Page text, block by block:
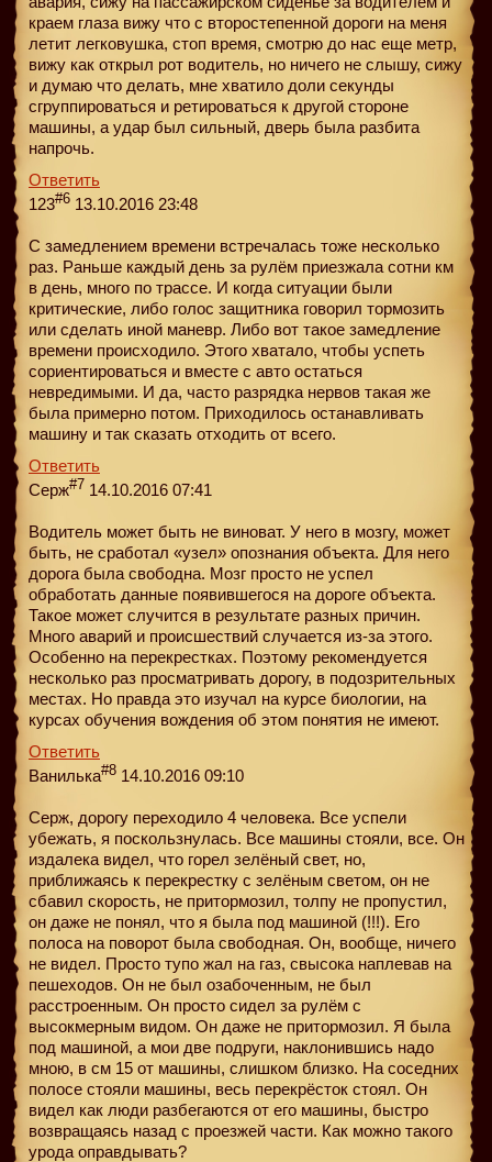
краем глаза вижу что с второстепенной дороги на меня
летит легковушка, стоп время, смотрю до нас еще метр,
вижу как открыл рот водитель, но ничего не слышу, сижу
и думаю что делать, мне хватило доли секунды
сгруппироваться и ретироваться к другой стороне
машины, а удар был сильный, дверь была разбита
напрочь.
Ответить
123#6 13.10.2016 23:48
С замедлением времени встречалась тоже несколько
раз. Раньше каждый день за рулём приезжала сотни км
в день, много по трассе. И когда ситуации были
критические, либо голос защитника говорил тормозить
или сделать иной маневр. Либо вот такое замедление
времени происходило. Этого хватало, чтобы успеть
сориентироваться и вместе с авто остаться
невредимыми. И да, часто разрядка нервов такая же
была примерно потом. Приходилось останавливать
машину и так сказать отходить от всего.
Ответить
Серж#7 14.10.2016 07:41
Водитель может быть не виноват. У него в мозгу, может
быть, не сработал «узел» опознания объекта. Для него
дорога была свободна. Мозг просто не успел
обработать данные появившегося на дороге объекта.
Такое может случится в результате разных причин.
Много аварий и происшествий случается из-за этого.
Особенно на перекрестках. Поэтому рекомендуется
несколько раз просматривать дорогу, в подозрительных
местах. Но правда это изучал на курсе биологии, на
курсах обучения вождения об этом понятия не имеют.
Ответить
Ванилька#8 14.10.2016 09:10
Серж, дорогу переходило 4 человека. Все успели
убежать, я поскользнулась. Все машины стояли, все. Он
издалека видел, что горел зелёный свет, но,
приближаясь к перекрестку с зелёным светом, он не
сбавил скорость, не притормозил, толпу не пропустил,
он даже не понял, что я была под машиной (!!!). Его
полоса на поворот была свободная. Он, вообще, ничего
не видел. Просто тупо жал на газ, свысока наплевав на
пешеходов. Он не был озабоченным, не был
расстроенным. Он просто сидел за рулём с
высокмерным видом. Он даже не притормозил. Я была
под машиной, а мои две подруги, наклонившись надо
мною, в см 15 от машины, слишком близко. На соседних
полосе стояли машины, весь перекрёсток стоял. Он
видел как люди разбегаются от его машины, быстро
возвращаясь назад с проезжей части. Как можно такого
урода оправдывать?